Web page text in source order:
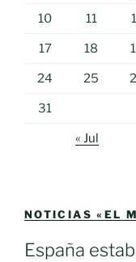
10 11
17 18
24 25
31
« Jul
NOTICIAS «EL
España